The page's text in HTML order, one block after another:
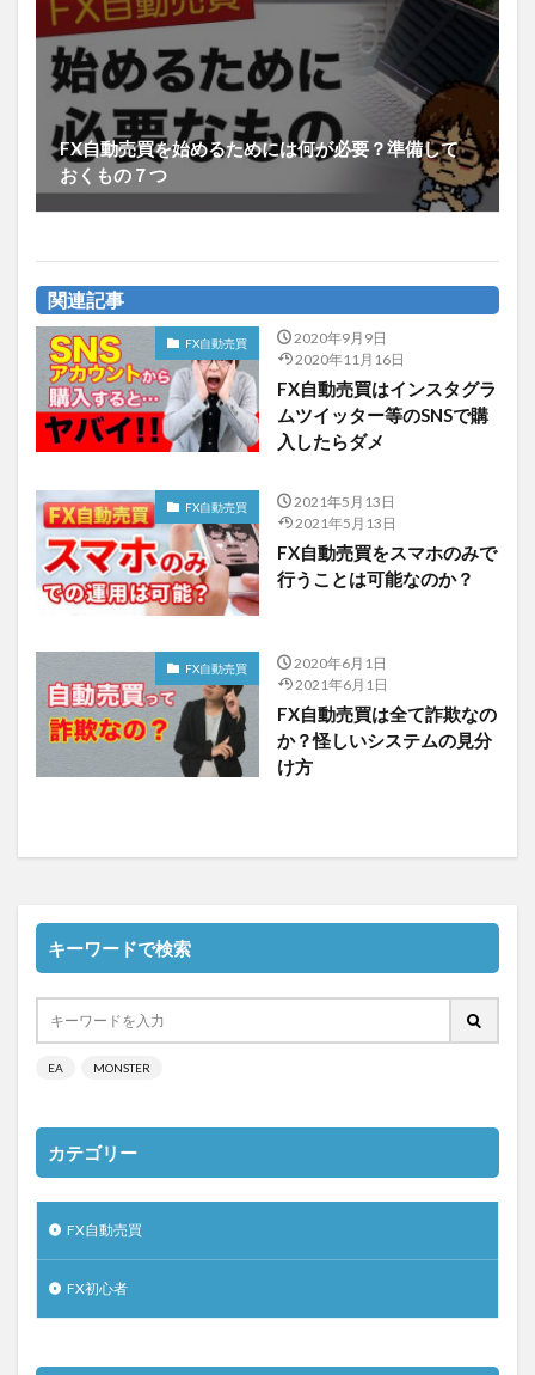
FX自動売買を始めるためには何が必要？準備して
おくもの７つ
関連記事
FX自動売買
2020年9月9日
2020年11月16日
FX自動売買はインスタグラ
ムツイッター等のSNSで購
入したらダメ
FX自動売買
2021年5月13日
2021年5月13日
FX自動売買をスマホのみで
行うことは可能なのか？
FX自動売買
2020年6月1日
2021年6月1日
FX自動売買は全て詐欺なの
か？怪しいシステムの見分
け方
キーワードで検索
EA MONSTER
カテゴリー
FX自動売買
FX初心者